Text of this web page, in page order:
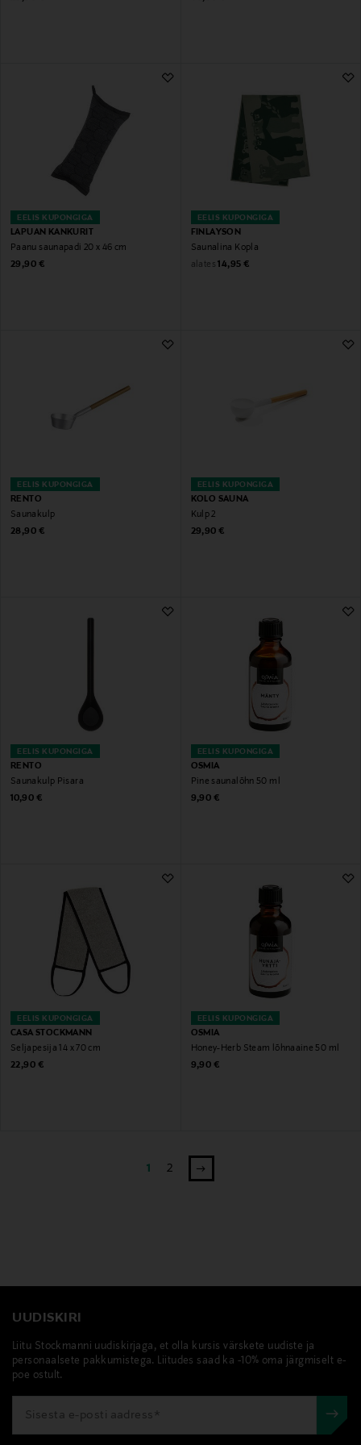
EELIS KUPONGIGA
LAPUAN KANKURIT
Paanu saunapadi 20 x 46 cm
Original Price
29,90 €
EELIS KUPONGIGA
FINLAYSON
Saunalina Kopla
alates Original Price
14,95 €
EELIS KUPONGIGA
RENTO
Saunakulp
Original Price
28,90 €
EELIS KUPONGIGA
KOLO SAUNA
Kulp 2
Original Price
29,90 €
EELIS KUPONGIGA
RENTO
Saunakulp Pisara
Original Price
10,90 €
EELIS KUPONGIGA
OSMIA
Pine saunalõhn 50 ml
Original Price
9,90 €
EELIS KUPONGIGA
CASA STOCKMANN
Seljapesija 14 x 70 cm
Original Price
22,90 €
EELIS KUPONGIGA
OSMIA
Honey-Herb Steam lõhnaaine 50 ml
Original Price
9,90 €
1 2
UUDISKIRI
Liitu Stockmanni uudiskirjaga, et olla kursis värskete uudiste ja
personaalsete pakkumistega. Liitudes saad ka -10% oma järgmiselt e-
poe ostult.